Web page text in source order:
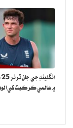
۾ عالمي ڪرڪيٽ کي